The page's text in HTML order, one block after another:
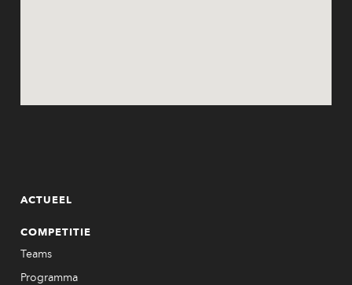
ACTUEEL
COMPETITIE
Teams
Programma